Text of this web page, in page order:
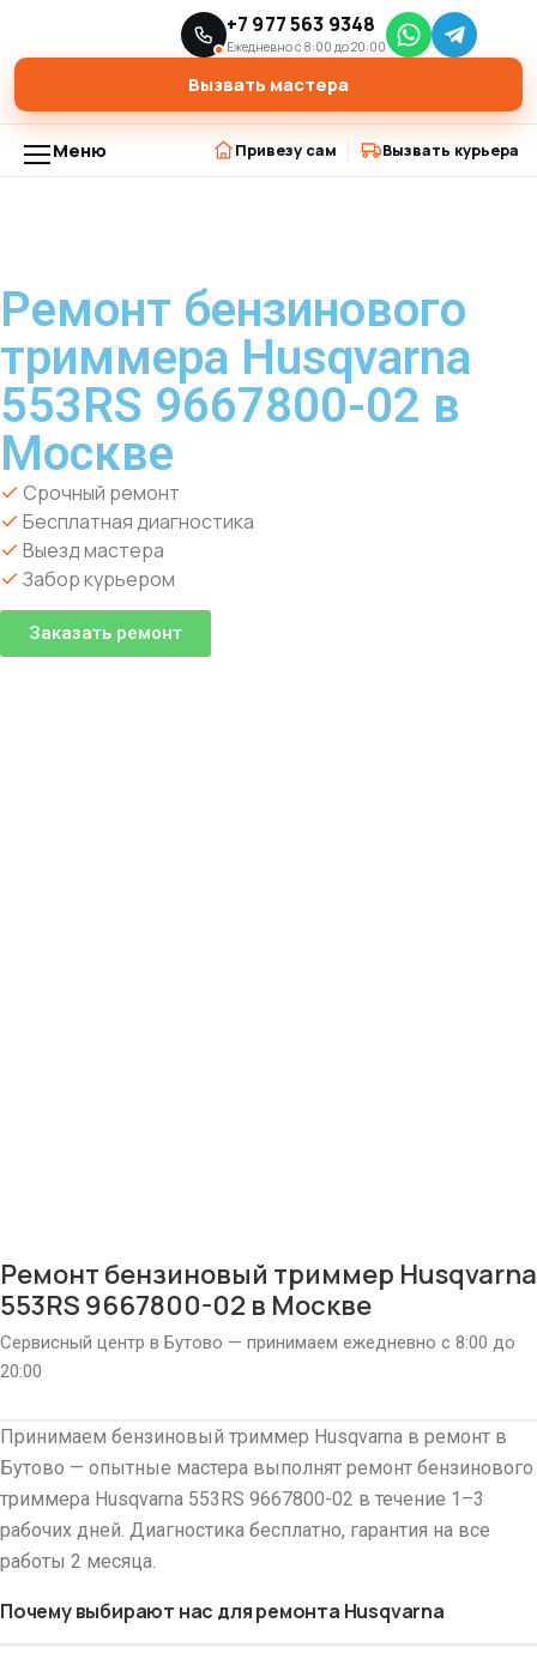
Модели триммеров ›
Ремонт бензинового триммера Husqvarna 553RS 9667800-02 в
Москве
+7 977 563 9348
Ежедневно с 8:00 до 20:00
Вызвать мастера
Меню Привезу сам Вызвать курьера
Ремонт бензинового
триммера Husqvarna
553RS 9667800-02 в
Москве
Срочный ремонт
Бесплатная диагностика
Выезд мастера
Забор курьером
Заказать ремонт
Ремонт бензиновый триммер Husqvarna
553RS 9667800-02 в Москве
Сервисный центр в Бутово — принимаем ежедневно с 8:00 до
20:00
Принимаем бензиновый триммер Husqvarna в ремонт в
Бутово — опытные мастера выполнят ремонт бензинового
триммера Husqvarna 553RS 9667800-02 в течение 1–3
рабочих дней. Диагностика бесплатно, гарантия на все
работы 2 месяца.
Почему выбирают нас для ремонта Husqvarna